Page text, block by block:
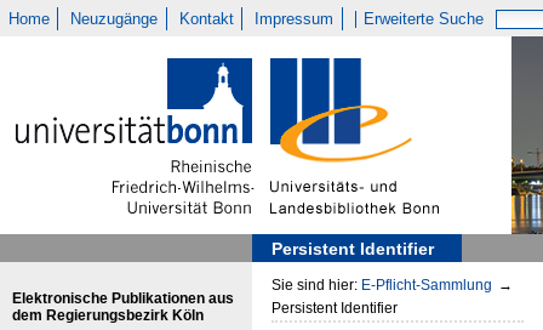
Home Neuzugänge Kontakt Impressum Erweiterte Suche
Persistent Identifier
Elektronische Publikationen aus
dem Regierungsbezirk Köln
Sie sind hier: E-Pflicht-Sammlung →
Persistent Identifier